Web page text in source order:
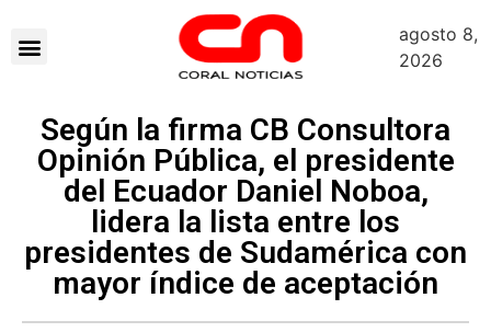
agosto 8,
2026
Según la firma CB Consultora
Opinión Pública, el presidente
del Ecuador Daniel Noboa,
lidera la lista entre los
presidentes de Sudamérica con
mayor índice de aceptación